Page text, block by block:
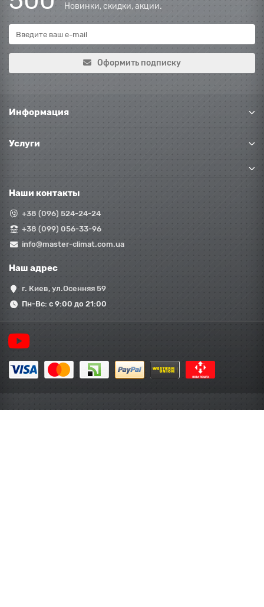
Новинки, скидки, акции.
Оформить подписку
Информация
Услуги
Наши контакты
+38 (096) 524-24-24
+38 (099) 056-33-96
info@master-climat.com.ua
Наш адрес
г. Киев, ул.Осенняя 59
Пн-Вс: с 9:00 до 21:00